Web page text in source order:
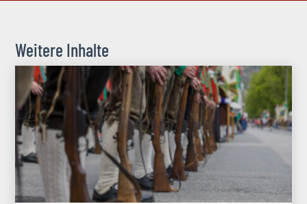
Weitere Inhalte